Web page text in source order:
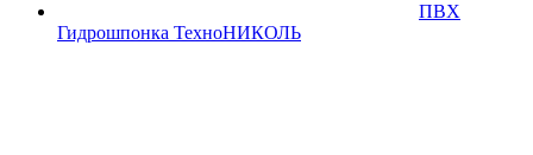
ПВХ
Гидрошпонка ТехноНИКОЛЬ